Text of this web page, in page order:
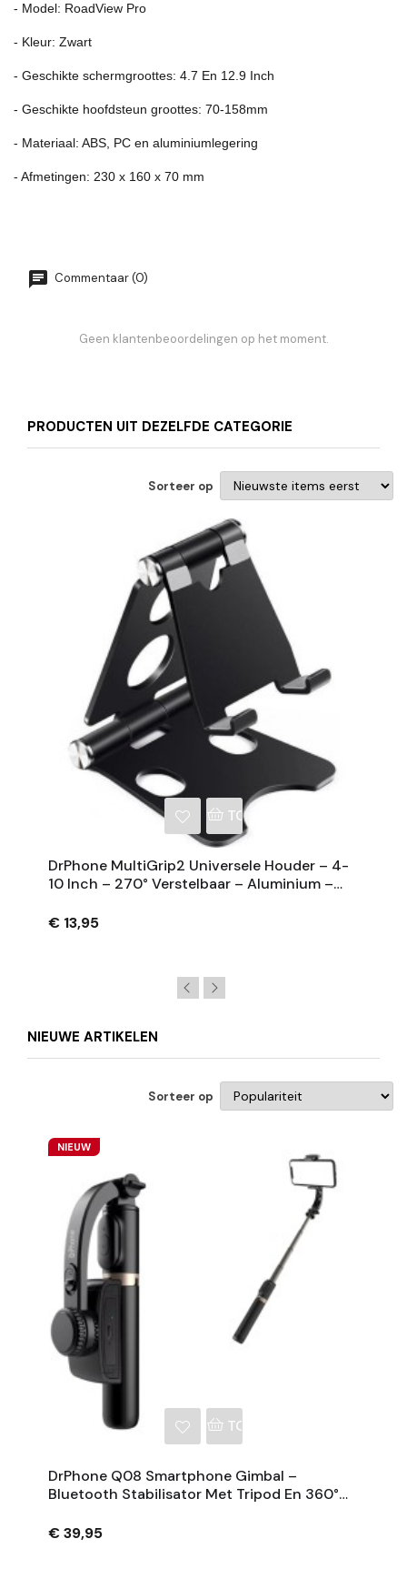
- Model: RoadView Pro
- Kleur: Zwart
- Geschikte schermgroottes: 4.7 En 12.9 Inch
- Geschikte hoofdsteun groottes: 70-158mm
- Materiaal: ABS, PC en aluminiumlegering
- Afmetingen: 230 x 160 x 70 mm
Commentaar (0)
Geen klantenbeoordelingen op het moment.
PRODUCTEN UIT DEZELFDE CATEGORIE
Sorteer op
TOEVOEGEN AAN
DrPhone MultiGrip2 Universele Houder – 4-
10 Inch – 270° Verstelbaar – Aluminium –
€ 13,95
NIEUWE ARTIKELEN
Sorteer op
NIEUW
TOEVOEGEN AAN
DrPhone Q08 Smartphone Gimbal –
Bluetooth Stabilisator Met Tripod En 360°
€ 39,95